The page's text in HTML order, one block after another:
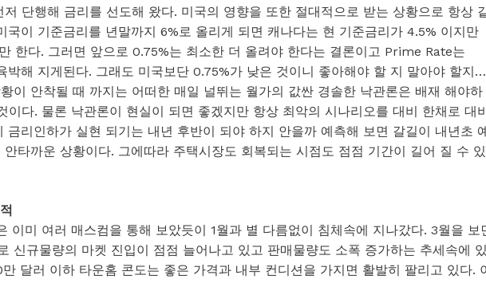
단행해 금리를 선도해 왔다. 미국의 영향을 또한 절대적으로 받는 상황으로 항상
국이 기준금리를 년말까지 6%로 올리게 되면 캐나다는 현 기준금리가 4.5% 이지만
한다. 그러면 앞으로 0.75%는 최소한 더 올려야 한다는 결론이고 Prime Rate는
박해 지게된다. 그래도 미국보단 0.75%가 낮은 것이니 좋아해야 할 지 말아야 할지
이 안착될 때 까지는 어떠한 매일 널뛰는 월가의 값싼 경솔한 낙관론은 배재 해야하
이다. 물론 낙관론이 현실이 되면 좋겠지만 항상 최악의 시나리오를 대비 한채로 대
금리인하가 실현 되기는 내년 후반이 되야 하지 안을까 예측해 보면 갈길이 내년초
타까운 상황이다. 그에따라 주택시장도 회복되는 시점도 점점 기간이 길어 질 수 있
이미 여러 매스컴을 통해 보았듯이 1월과 별 다름없이 침체속에 지나갔다. 3월을 보
신규물량의 마켓 진입이 점점 늘어나고 있고 판매물량도 소폭 증가하는 추세속에 있
달러 이하 타운홈 콘도는 좋은 가격과 내부 컨디션을 가지면 활발히 팔리고 있다.